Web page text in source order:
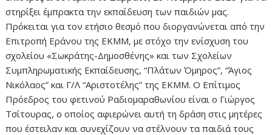
στηρίξει έμπρακτα την εκπαίδευση των παιδιών μας.
Πρόκειται για τον ετήσιο θεσμό που διοργανώνεται από την
Επιτροπή Εράνου της ΕΚΜΜ, με στόχο την ενίσχυση του
σχολείου «Σωκράτης-Δημοσθένης» και των Σχολείων
Συμπληρωματικής Εκπαίδευσης, “Πλάτων Όμηρος”, “Άγιος
Νικόλαος” και Γ/Λ “Αριστοτέλης” της ΕΚΜΜ. Ο Επίτιμος
Πρόεδρος του φετινού Ραδιομαραθωνίου είναι ο Γιώργος
Τσίτουρας, ο οποίος αφιερώνει αυτή τη δράση στις μητέρες
που έστειλαν και συνεχίζουν να στέλνουν τα παιδιά τους